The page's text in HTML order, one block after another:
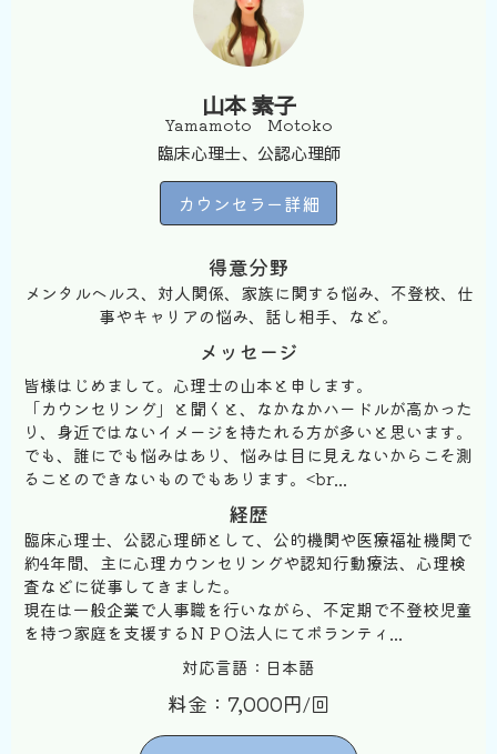
山本 素子
Yamamoto Motoko
臨床心理士、公認心理師
カウンセラー詳細
得意分野
メンタルヘルス、対人関係、家族に関する悩み、不登校、仕
事やキャリアの悩み、話し相手、など。
メッセージ
皆様はじめまして。心理士の山本と申します。
「カウンセリング」と聞くと、なかなかハードルが高かった
り、身近ではないイメージを持たれる方が多いと思います。
でも、誰にでも悩みはあり、悩みは目に見えないからこそ測
ることのできないものでもあります。<br...
経歴
臨床心理士、公認心理師として、公的機関や医療福祉機関で
約4年間、主に心理カウンセリングや認知行動療法、心理検
査などに従事してきました。
現在は一般企業で人事職を行いながら、不定期で不登校児童
を持つ家庭を支援するＮＰＯ法人にてボランティ...
対応言語：日本語
料金：7,000円/回